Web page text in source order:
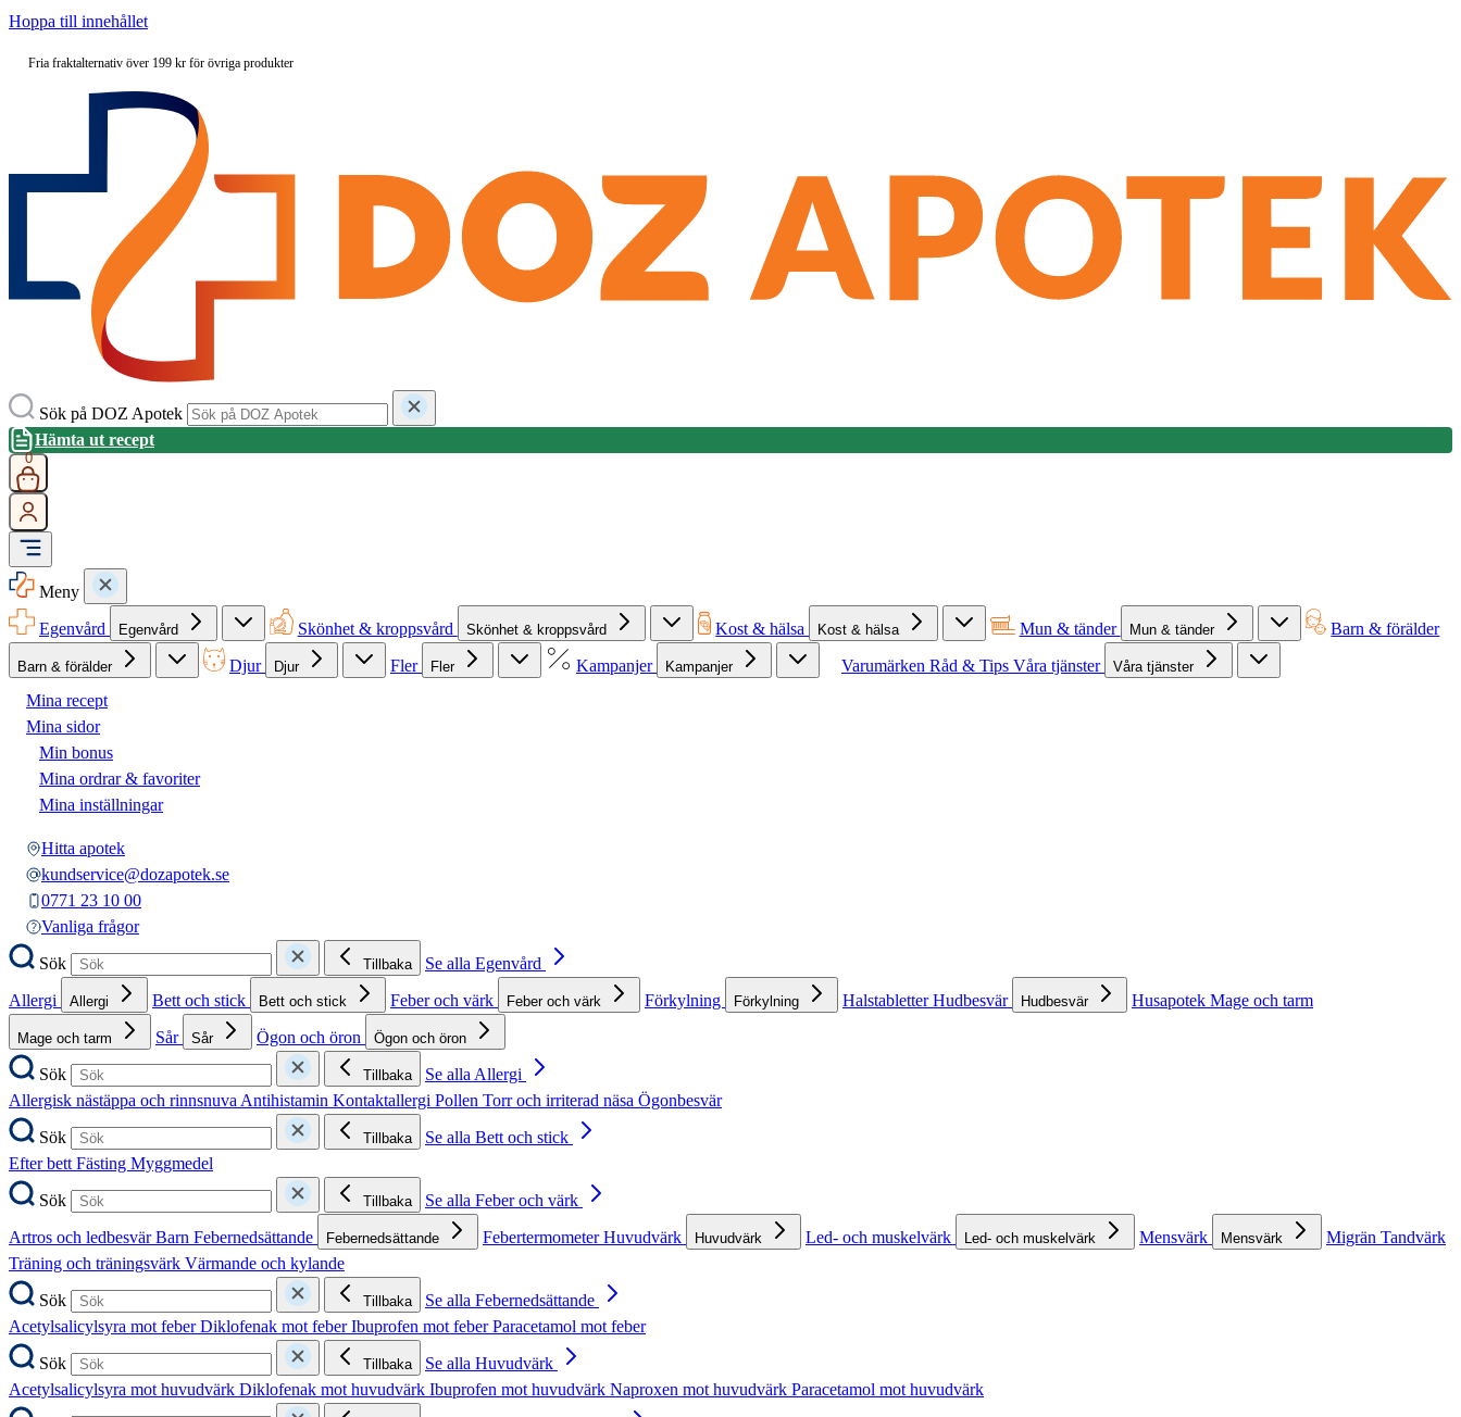
Hoppa till innehållet
Fria fraktalternativ över 199 kr för övriga produkter
Sök på DOZ Apotek
Hämta ut recept
0
Meny
Egenvård
Egenvård Skönhet & kroppsvård Skönhet & kroppsvård Kost & hälsa Kost & hälsa Mun & tänder Mun & tänder Barn & förälder
Barn & förälder Djur Djur Fler Fler Kampanjer Kampanjer Varumärken Råd & Tips Våra tjänster Våra tjänster
Mina recept
Mina sidor
Min bonus
Mina ordrar & favoriter
Mina inställningar
Hitta apotek
kundservice@dozapotek.se
0771 23 10 00
Vanliga frågor
Sök
Tillbaka
Se alla Egenvård
Allergi
Allergi Bett och stick Bett och stick Feber och värk Feber och värk Förkylning Förkylning HalstabletterHudbesvär Hudbesvär Husapotek Mage och tarm
Mage och tarm Sår Sår Ögon och öron Ögon och öron
Sök Tillbaka
Se alla Allergi
Allergisk nästäppa och rinnsnuva Antihistamin Kontaktallergi Pollen Torr och irriterad näsa Ögonbesvär
Sök
Tillbaka
Se alla Bett och stick
Efter bett Fästing Myggmedel
Sök
Tillbaka
Se alla Feber och värk
Artros och ledbesvärBarn Febernedsättande Febernedsättande FebertermometerHuvudvärk Huvudvärk Led- och muskelvärk Led- och muskelvärk Mensvärk Mensvärk Migrän Tandvärk
Träning och träningsvärk Värmande och kylande
Sök
Tillbaka
Se alla Febernedsättande
Acetylsalicylsyra mot feberDiklofenak mot feberIbuprofen mot feberParacetamol mot feber
Sök
Tillbaka
Se alla Huvudvärk
Acetylsalicylsyra mot huvudvärk Diklofenak mot huvudvärk Ibuprofen mot huvudvärk Naproxen mot huvudvärk Paracetamol mot huvudvärk